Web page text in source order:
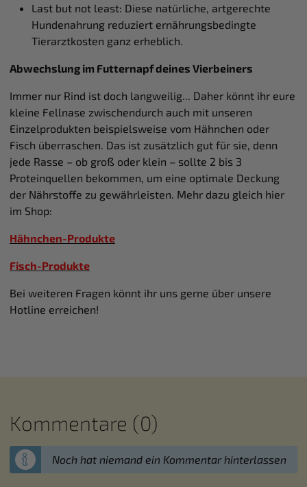
Last but not least: Diese natürliche, artgerechte
Hundenahrung reduziert ernährungsbedingte
Tierarztkosten ganz erheblich.
Abwechslung im Futternapf deines Vierbeiners
Immer nur Rind ist doch langweilig... Daher könnt ihr eure
kleine Fellnase zwischendurch auch mit unseren
Einzelprodukten beispielsweise vom Hähnchen oder
Fisch überraschen. Das ist zusätzlich gut für sie, denn
jede Rasse – ob groß oder klein – sollte 2 bis 3
Proteinquellen bekommen, um eine optimale Deckung
der Nährstoffe zu gewährleisten. Mehr dazu gleich hier
im Shop:
Hähnchen-Produkte
Fisch-Produkte
Bei weiteren Fragen könnt ihr uns gerne über unsere
Hotline erreichen!
Kommentare (0)
Noch hat niemand ein Kommentar hinterlassen